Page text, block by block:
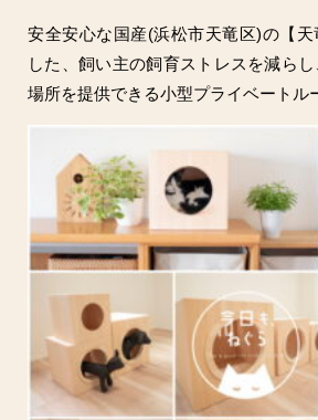
安全安心な国産(浜松市天竜区)の【
した、飼い主の飼育ストレスを減ら
場所を提供できる小型プライベートル